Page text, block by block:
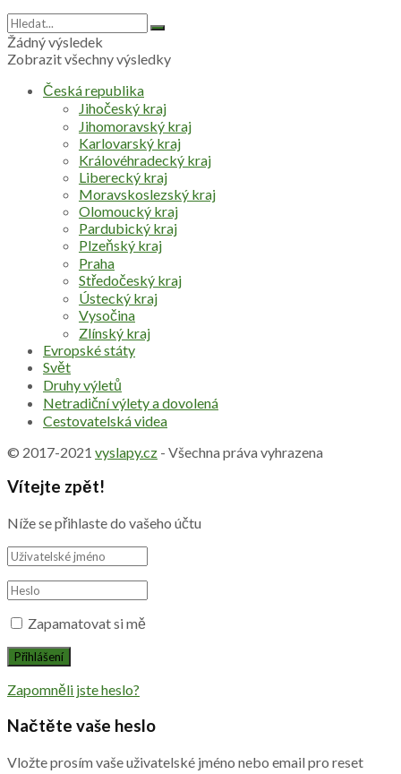
Žádný výsledek
Zobrazit všechny výsledky
Česká republika
Jihočeský kraj
Jihomoravský kraj
Karlovarský kraj
Královéhradecký kraj
Liberecký kraj
Moravskoslezský kraj
Olomoucký kraj
Pardubický kraj
Plzeňský kraj
Praha
Středočeský kraj
Ústecký kraj
Vysočina
Zlínský kraj
Evropské státy
Svět
Druhy výletů
Netradiční výlety a dovolená
Cestovatelská videa
© 2017-2021 vyslapy.cz - Všechna práva vyhrazena
Vítejte zpět!
Níže se přihlaste do vašeho účtu
Zapamatovat si mě
Zapomněli jste heslo?
Načtěte vaše heslo
Vložte prosím vaše uživatelské jméno nebo email pro reset